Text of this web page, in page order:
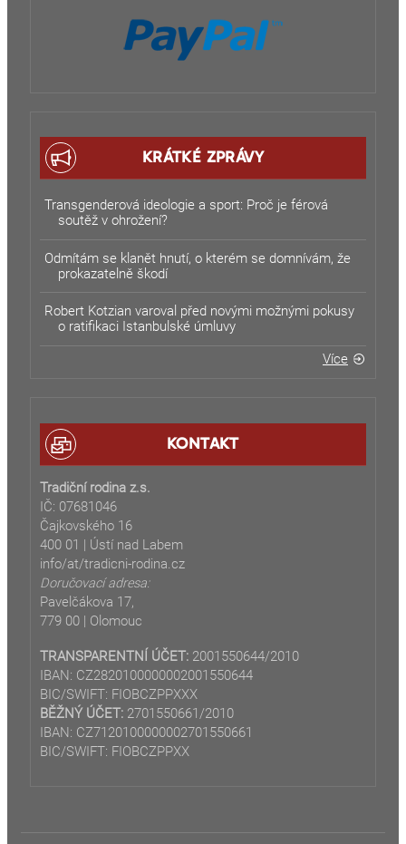
KRÁTKÉ ZPRÁVY
Transgenderová ideologie a sport: Proč je férová
soutěž v ohrožení?
Odmítám se klanět hnutí, o kterém se domnívám, že
prokazatelně škodí
Robert Kotzian varoval před novými možnými pokusy
o ratifikaci Istanbulské úmluvy
Více
KONTAKT
Tradiční rodina z.s.
IČ: 07681046
Čajkovského 16
400 01 | Ústí nad Labem
info/at/tradicni-rodina.cz
Doručovací adresa:
Pavelčákova 17,
779 00 | Olomouc
TRANSPARENTNÍ ÚČET: 2001550644/2010
IBAN: CZ2820100000002001550644
BIC/SWIFT: FIOBCZPPXXX
BĚŽNÝ ÚČET: 2701550661/2010
IBAN: CZ7120100000002701550661
BIC/SWIFT: FIOBCZPPXX